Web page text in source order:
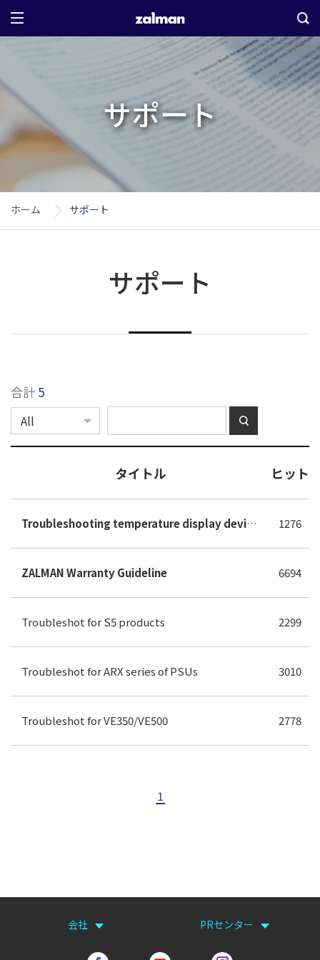
サポート
ホーム サポート
サポート
合計 5
タイトル ヒット
Troubleshooting temperature display device issues on ZALMAN products. 1276
ZALMAN Warranty Guideline 6694
Troubleshot for S5 products 2299
Troubleshot for ARX series of PSUs 3010
Troubleshot for VE350/VE500 2778
1
会社 PRセンター